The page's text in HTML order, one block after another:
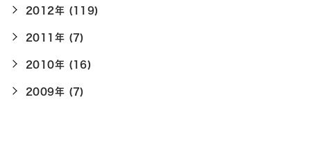
2012年 (119)
2011年 (7)
2010年 (16)
2009年 (7)